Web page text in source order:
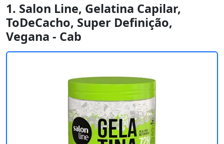
1. Salon Line, Gelatina Capilar,
ToDeCacho, Super Definição,
Vegana - Cab